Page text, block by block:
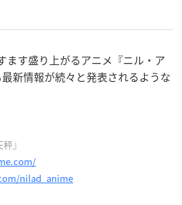
ます盛り上がるアニメ『ニル・ア
新情報が続々と発表されるような
』
nilad_anime